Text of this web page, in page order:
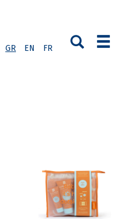
GR EN FR